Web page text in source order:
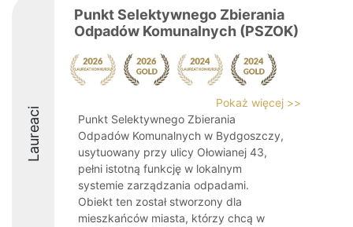
Laureaci
Punkt Selektywnego Zbierania
Odpadów Komunalnych (PSZOK)
Pokaż więcej >>
Punkt Selektywnego Zbierania
Odpadów Komunalnych w Bydgoszczy,
usytuowany przy ulicy Ołowianej 43,
pełni istotną funkcję w lokalnym
systemie zarządzania odpadami.
Obiekt ten został stworzony dla
mieszkańców miasta, którzy chcą w